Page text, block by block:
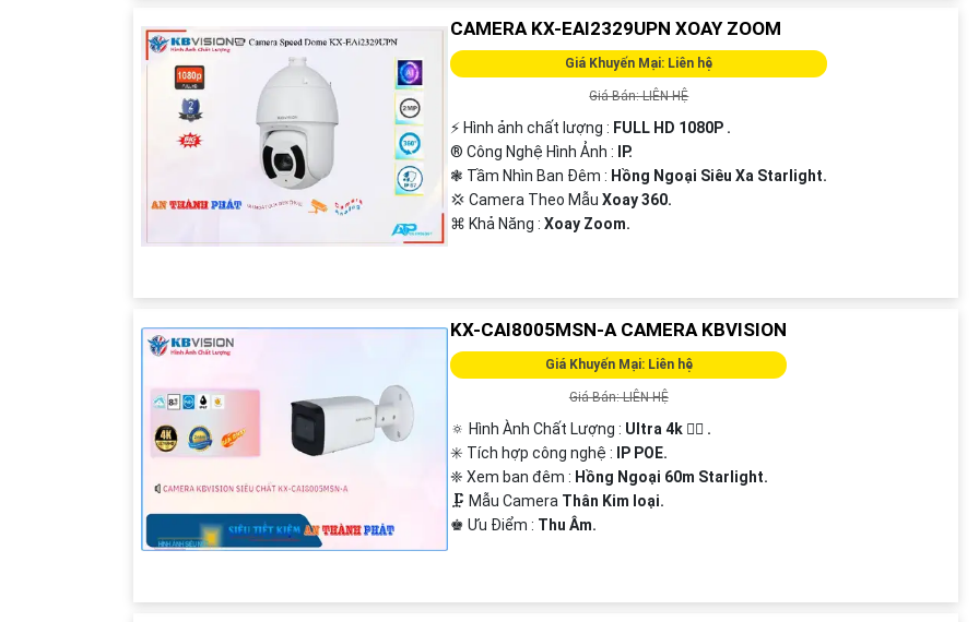
CAMERA KX-EAI2329UPN XOAY ZOOM
Giá Khuyến Mại: Liên hệ
Giá Bán: LIÊN HỆ
️⚡ Hình ảnh chất lượng : FULL HD 1080P .
®️ Công Nghệ Hình Ảnh : IP.
❃ Tầm Nhìn Ban Đêm : Hồng Ngoại Siêu Xa Starlight.
💢 Camera Theo MẫuXoay 360.
️⌘ Khả Năng :Xoay Zoom.
KX-CAI8005MSN-A CAMERA KBVISION
Giá Khuyến Mại: Liên hệ
Giá Bán: LIÊN HỆ
🔅 Hình Ành Chất Lượng : Ultra 4k 👍🏾 .
✳️ Tích hợp công nghệ :
IP POE.
❈ Xem ban đêm : Hồng Ngoại 60m Starlight.
🗜️ Mẫu Camera Thân Kim loại.
️♚ Ưu Điểm : Thu Âm.